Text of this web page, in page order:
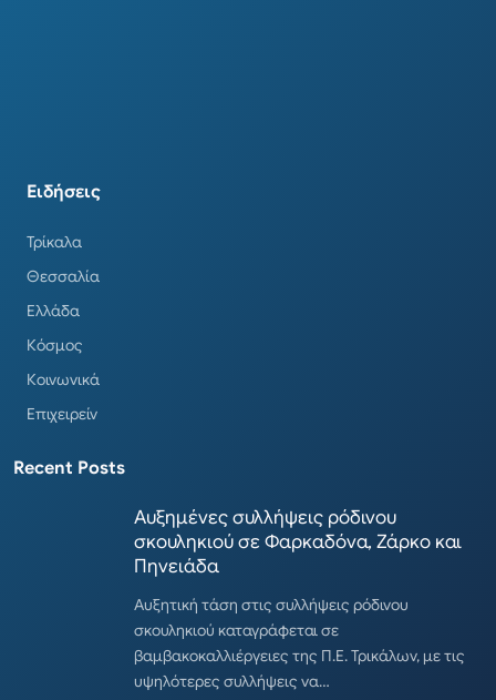
Ειδήσεις
Τρίκαλα
Θεσσαλία
Ελλάδα
Κόσμος
Κοινωνικά
Επιχειρείν
Recent Posts
Αυξημένες συλλήψεις ρόδινου
σκουληκιού σε Φαρκαδόνα, Ζάρκο και
Πηνειάδα
Αυξητική τάση στις συλλήψεις ρόδινου
σκουληκιού καταγράφεται σε
βαμβακοκαλλιέργειες της Π.Ε. Τρικάλων, με τις
υψηλότερες συλλήψεις να…